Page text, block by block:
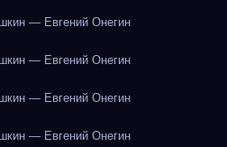
— Евгений Онегин
— Евгений Онегин
— Евгений Онегин
— Евгений Онегин